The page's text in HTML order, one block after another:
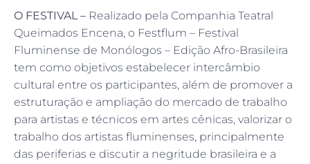
O FESTIVAL – Realizado pela Companhia Teatral
Queimados Encena, o Festflum – Festival
Fluminense de Monólogos – Edição Afro-Brasileira
tem como objetivos estabelecer intercâmbio
cultural entre os participantes, além de promover a
estruturação e ampliação do mercado de trabalho
para artistas e técnicos em artes cênicas, valorizar o
trabalho dos artistas fluminenses, principalmente
das periferias e discutir a negritude brasileira e a